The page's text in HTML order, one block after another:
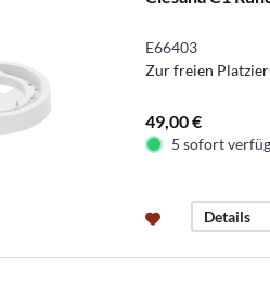
E66403
Zur freien
49,00 €
5 sofort
Details